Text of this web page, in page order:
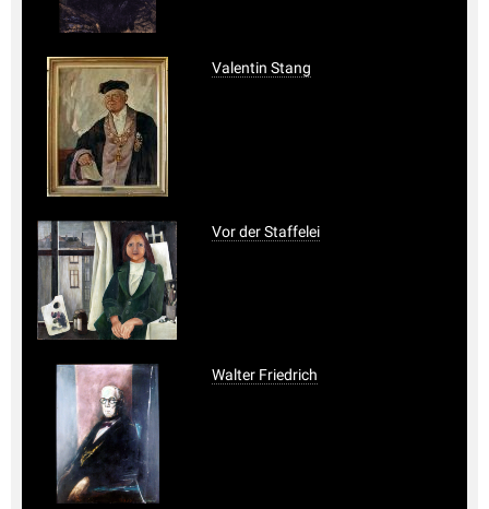
Valentin Stang
Vor der Staffelei
Walter Friedrich